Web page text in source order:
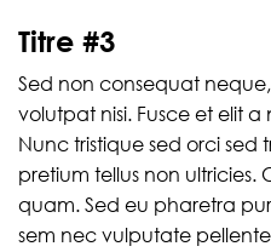
Titre #3
Sed non consequat
volutpat nisi. Fusce et elit
Nunc tristique sed orci sed
pretium tellus non
quam. Sed eu pharetra
sem nec vulputate